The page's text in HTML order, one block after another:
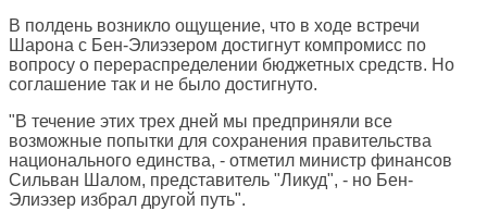
В полдень возникло ощущение, что в ходе встречи
Шарона с Бен-Элиэзером достигнут компромисс по
вопросу о перераспределении бюджетных средств. Но
соглашение так и не было достигнуто.
"В течение этих трех дней мы предприняли все
возможные попытки для сохранения правительства
национального единства, - отметил министр финансов
Сильван Шалом, представитель "Ликуд", - но Бен-
Элиэзер избрал другой путь".